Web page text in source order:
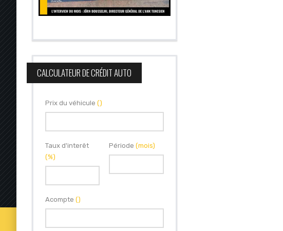
CALCULATEUR DE CRÉDIT AUTO
Prix du véhicule ()
Taux d'interêt
(%)
Période(mois)
Acompte ()